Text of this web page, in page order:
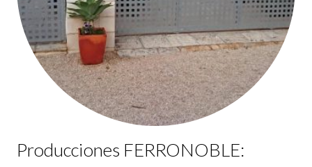
Producciones FERRONOBLE: